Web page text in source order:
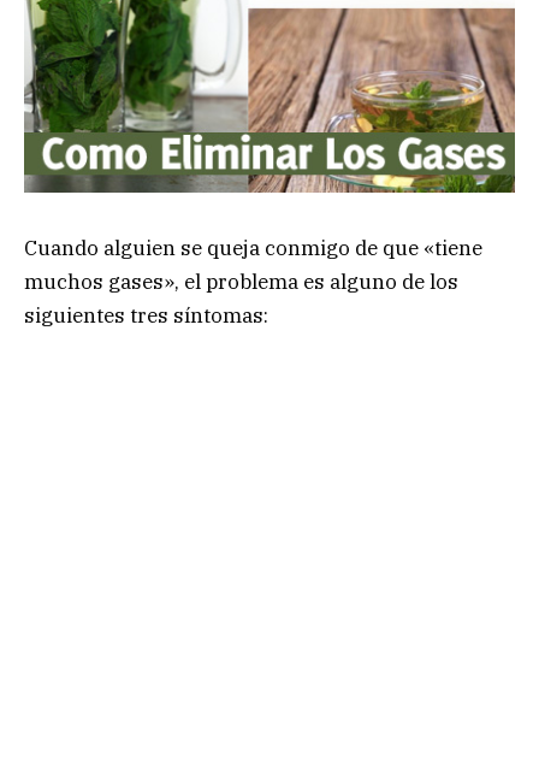
Cuando alguien se queja conmigo de que «tiene
muchos gases», el problema es alguno de los
siguientes tres síntomas: